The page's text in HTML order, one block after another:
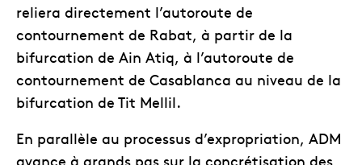
reliera directement l’autoroute de
contournement de Rabat, à partir de la
bifurcation de Ain Atiq, à l’autoroute de
contournement de Casablanca au niveau de la
bifurcation de Tit Mellil.
En parallèle au processus d’expropriation, ADM
avance à grands pas sur la concrétisation des